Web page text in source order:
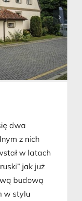
dwa
z nich
w latach
jak już
budową
w stylu